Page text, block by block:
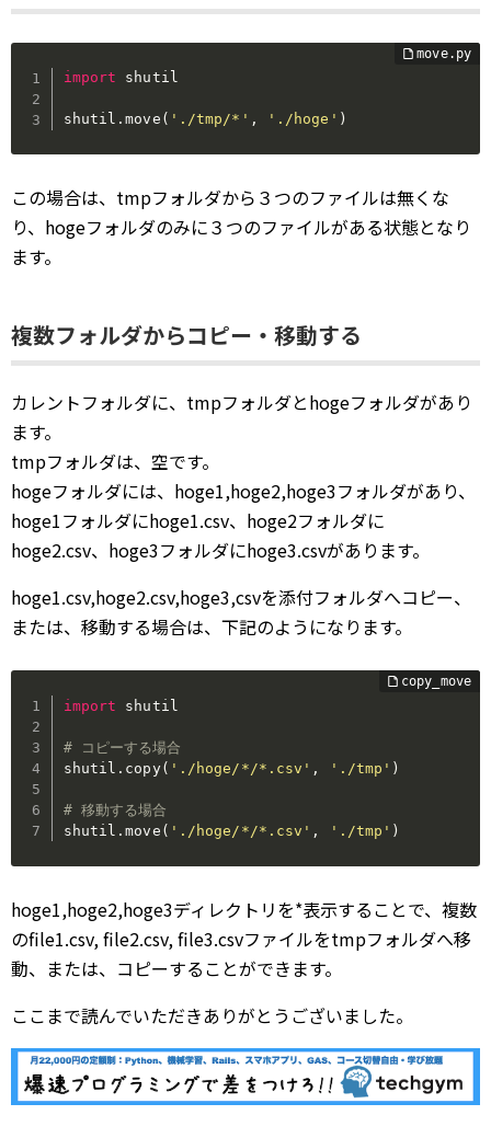
import shutil
shutil .move ( './tmp/*' , './hoge' )
この場合は、tmpフォルダから３つのファイルは無くな
り、hogeフォルダのみに３つのファイルがある状態となり
ます。
複数フォルダからコピー・移動する
カレントフォルダに、tmpフォルダとhogeフォルダがあり
ます。
tmpフォルダは、空です。
hogeフォルダには、hoge1,hoge2,hoge3フォルダがあり、
hoge1フォルダにhoge1.csv、hoge2フォルダに
hoge2.csv、hoge3フォルダにhoge3.csvがあります。
hoge1.csv,hoge2.csv,hoge3,csvを添付フォルダへコピー、
または、移動する場合は、下記のようになります。
import shutil
# コピーする場合
shutil . copy( './hoge/*/*.csv' , './tmp' )
# 移動する場合
shutil .move ( './hoge/*/*.csv' , './tmp' )
hoge1,hoge2,hoge3ディレクトリを*表示することで、複数
のfile1.csv, file2.csv, file3.csvファイルをtmpフォルダへ移
動、または、コピーすることができます。
ここまで読んでいただきありがとうございました。